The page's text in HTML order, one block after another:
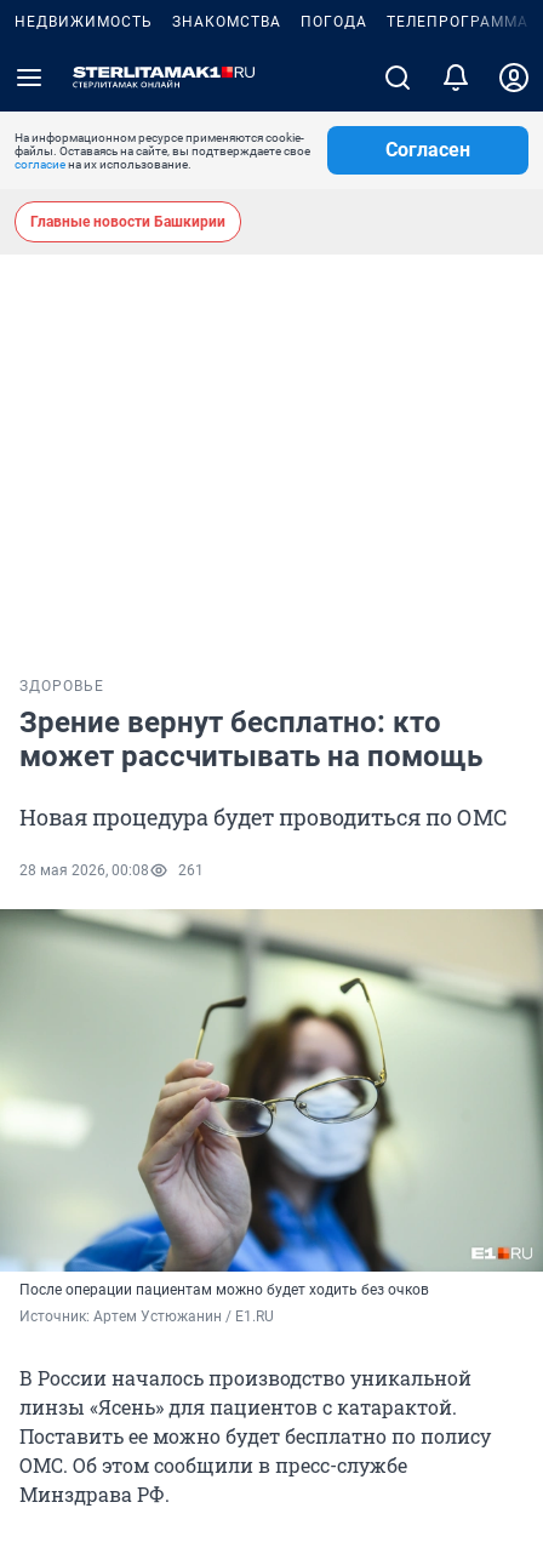
НЕДВИЖИМОСТЬ ЗНАКОМСТВА ПОГОДА ТЕЛЕПРОГРАММА
На информационном ресурсе применяются cookie-
файлы. Оставаясь на сайте, вы подтверждаете свое
согласиена их использование.
Согласен
Главные новости Башкирии
ЗДОРОВЬЕ
Зрение вернут бесплатно: кто
может рассчитывать на помощь
Новая процедура будет проводиться по ОМС
28 мая 2026, 00:08 261
После операции пациентам можно будет ходить без очков
Источник: Артем Устюжанин / E1.RU
В России началось производство уникальной
линзы «Ясень» для пациентов с катарактой.
Поставить ее можно будет бесплатно по полису
ОМС. Об этом сообщили в пресс-службе
Минздрава РФ.